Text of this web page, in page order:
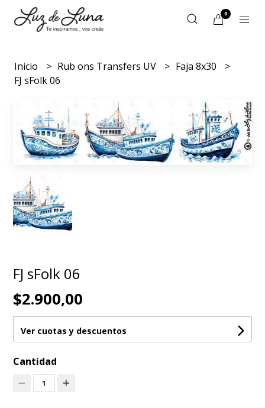
0
Inicio Rub ons Transfers UV
Faja 8x30
FJ sFolk 06
FJ sFolk 06
$2.900,00
Ver cuotas y descuentos
Cantidad
1